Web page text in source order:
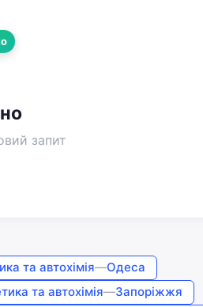
запит
та автохімія—Одеса
та автохімія—Запоріжжя